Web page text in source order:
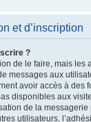
et d’inscription
?
de le faire, mais les
messages aux
avoir accès à des
disponibles aux
de la messagerie
utilisateurs,